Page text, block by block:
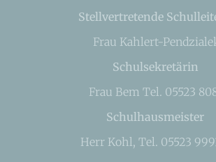
Stellvertretende
Frau Kahlert-
Schulsekretärin
Frau Bem Tel. 05523
Schulhausmeister
Herr Kohl, Tel. 05523